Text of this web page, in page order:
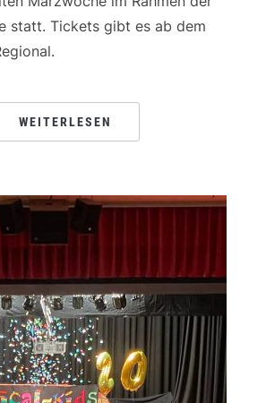
statt. Tickets gibt es ab dem
WEITERLESEN